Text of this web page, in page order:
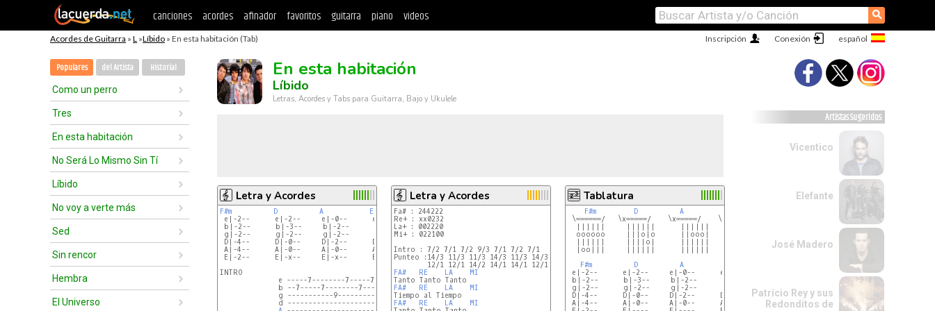
canciones acordes afinador favoritos guitarra piano videos ⚲
Acordes de Guitarra » L »Líbido » En esta habitación (Tab) Conexión
Inscripción
Populares del Artista Historial
Como un perro
Tres
En esta habitación
No Será Lo Mismo Sin Tí
Líbido
No voy a verte más
Sed
Sin rencor
Hembra
El Universo
En esta habitación
Líbido
Letras, Acordes y Tabs para Guitarra, Bajo y Ukulele
Letra y Acordes
F#m D A
E
e|-2--      e|-2--     e|-0--      e|-0--
b|-2--      b|-3--     b|-2--      b|-0--
g|-2--      g|-2--     g|-2--      g|-1--
D|-4--      D|-0--     D|-2--      D|-2--
A|-4--      A|-0--     A|-0--      A|-2--
E|-2--      E|-x--     E|-x--      E|-0--
INTRO
              e -----7--------7-----7--
              b --7-----7--------7-----
              g -----------9-----------
              d -----------------------
Letra y Acordes
Fa# : 244222
Re+ : xx0232
La+ : 002220
Mi+ : 022100
Intro : 7/2 7/1 7/2 9/3 7/1 7/2 7/1
Punteo :14/3 11/3 11/3 14/3 11/3 14/3
FA#
RE LA
MI
FA#
RE LA
MI
FA#
RE LA
MI
Tablatura
F#m D A
\======/   \x=====/    \x=====/    \======/
  ||||||     ||||||      ||||||      |||o||
  oooooo     |||o|o      ||ooo|      |oo|||
  ||||||     ||||o|      ||||||      ||||||
  |oo|||     ||||||      ||||||      ||||||
F#m
D A
e|-2--      e|-2--     e|-0--      e|-0--
b|-2--      b|-3--     b|-2--      b|-0--
g|-2--      g|-2--     g|-2--      g|-1--
D|-4--      D|-0--     D|-2--      D|-2--
A|-4--      A|-0--     A|-0--      A|-2--
Artistas Sugeridos
Vicentico
Elefante
José Madero
Patricio Rey y sus
Redonditos de